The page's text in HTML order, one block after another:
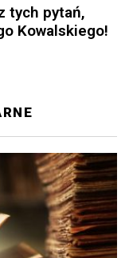
tych pytań,
Kowalskiego!